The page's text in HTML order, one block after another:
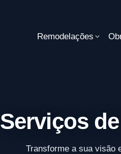
Remodelações
Serviços
Transforme a sua visão